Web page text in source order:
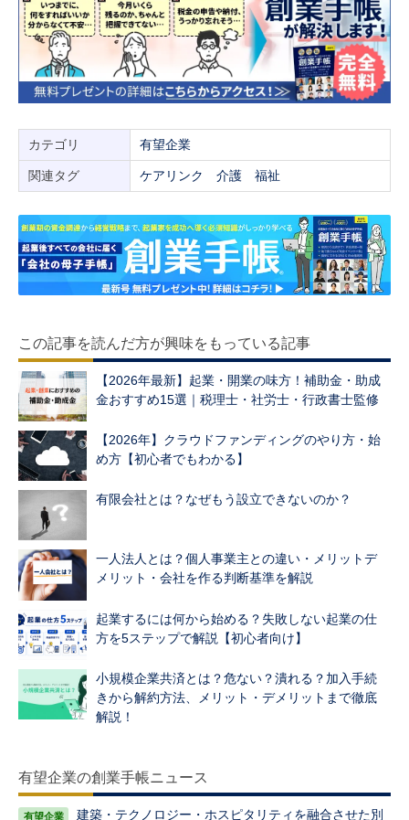
カテゴリ 有望企業
関連タグ ケアリンク 介護 福祉
この記事を読んだ方が興味をもっている記事
【2026年最新】起業・開業の味方！補助金・助成
金おすすめ15選｜税理士・社労士・行政書士監修
【2026年】クラウドファンディングのやり方・始
め方【初心者でもわかる】
有限会社とは？なぜもう設立できないのか？
一人法人とは？個人事業主との違い・メリットデ
メリット・会社を作る判断基準を解説
起業するには何から始める？失敗しない起業の仕
方を5ステップで解説【初心者向け】
小規模企業共済とは？危ない？潰れる？加入手続
きから解約方法、メリット・デメリットまで徹底
解説！
有望企業の創業手帳ニュース
建築・テクノロジー・ホスピタリティを融合させた別